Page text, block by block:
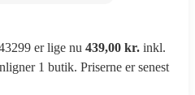
er lige nu 439,00 kr. inkl.
1 butik. Priserne er senest